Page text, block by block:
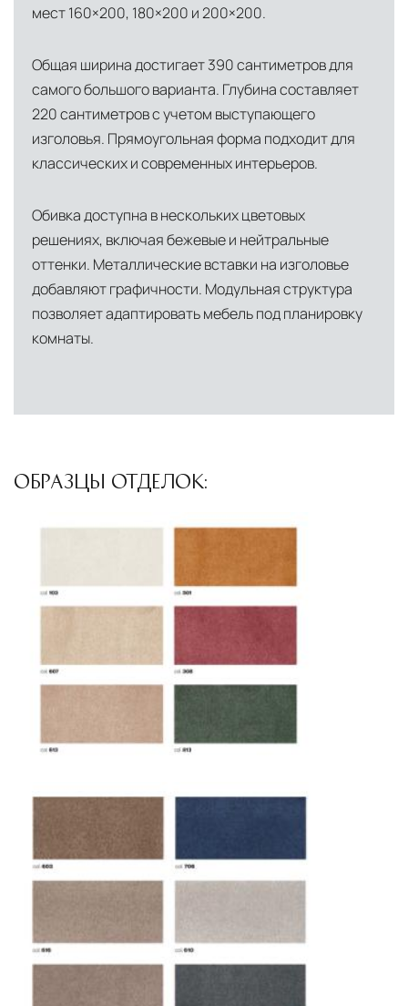
мест 160×200, 180×200 и 200×200.
Общая ширина достигает 390 сантиметров для
самого большого варианта. Глубина составляет
220 сантиметров с учетом выступающего
изголовья. Прямоугольная форма подходит для
классических и современных интерьеров.
Обивка доступна в нескольких цветовых
решениях, включая бежевые и нейтральные
оттенки. Металлические вставки на изголовье
добавляют графичности. Модульная структура
позволяет адаптировать мебель под планировку
комнаты.
ОБРАЗЦЫ ОТДЕЛОК: